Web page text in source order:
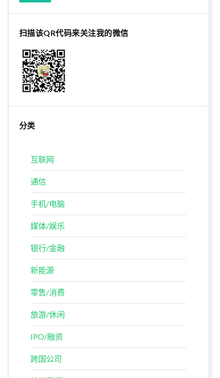
扫描该QR代码来关注我的微信
分类
互联网
通信
手机/电脑
媒体/娱乐
银行/金融
新能源
零售/消费
旅游/休闲
IPO/融资
跨国公司